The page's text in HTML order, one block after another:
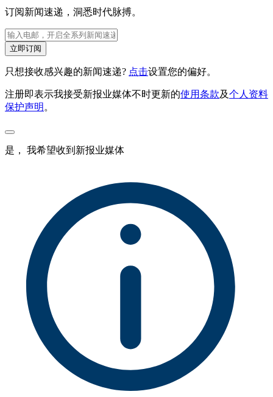
订阅新闻速递，洞悉时代脉搏。
立即订阅
只想接收感兴趣的新闻速递? 点击设置您的偏好。
注册即表示我接受新报业媒体不时更新的使用条款及个人资料
保护声明 。
是， 我希望收到新报业媒体